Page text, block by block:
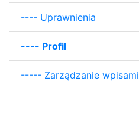
---- Uprawnienia
---- Profil
----- Zarządzanie wpisami